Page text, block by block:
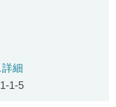
細
1-5